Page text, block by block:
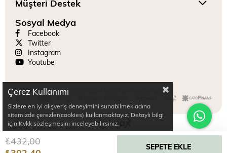
Müşteri Destek
Sosyal Medya
Facebook
Twitter
Instagram
Youtube
Copyright © 2024 Mitr. Tüm hakları saklıdır.
Çerez Kullanımı
Sizlere en iyi alışveriş deneyimini sunabilmek adına
sitemizde çerezler(cookies) kullanmaktayız. Detaylı bilgi
için Kvkk sözleşmesini inceleyebilirsiniz.
₺432,00